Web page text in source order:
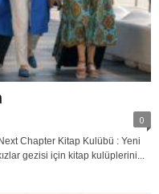
0
Chapter Kitap Kulübü : Yeni
gezisi için kitap kulüplerini...